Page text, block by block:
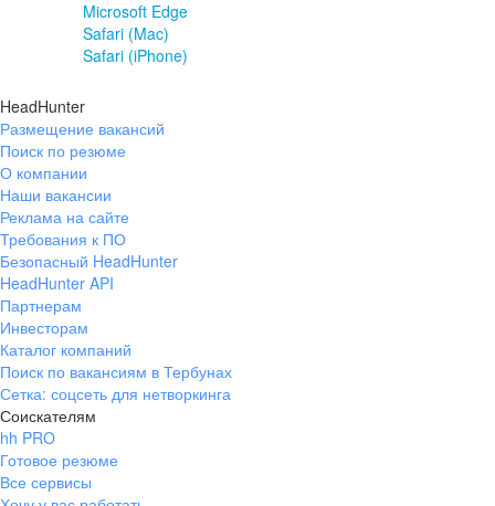
Microsoft Edge
Safari (Mac)
Safari (iPhone)
HeadHunter
Размещение вакансий
Поиск по резюме
О компании
Наши вакансии
Реклама на сайте
Требования к ПО
Безопасный HeadHunter
HeadHunter API
Партнерам
Инвесторам
Каталог компаний
Поиск по вакансиям в Тербунах
Сетка: соцсеть для нетворкинга
Соискателям
hh PRO
Готовое резюме
Все сервисы